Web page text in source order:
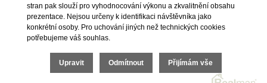
stran pak slouží pro vyhodnocování výkonu a zkvalitnění obsahu
prezentace. Nejsou určeny k identifikaci návštěvníka jako
konkrétní osoby. Pro uchování jiných než technických cookies
potřebujeme váš souhlas.
Upravit Odmítnout Přijímám vše